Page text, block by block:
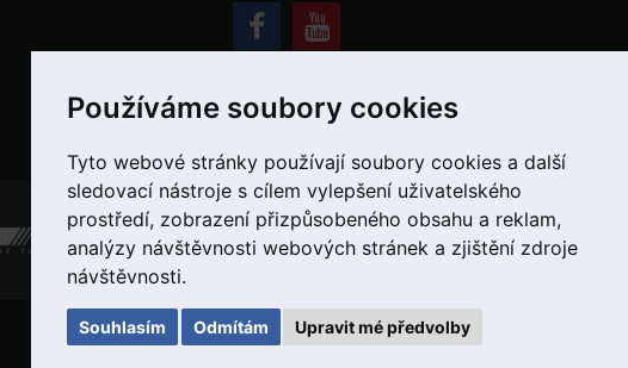
Používáme soubory cookies
Tyto webové stránky používají soubory cookies a další
sledovací nástroje s cílem vylepšení uživatelského
prostředí, zobrazení přizpůsobeného obsahu a reklam,
analýzy návštěvnosti webových stránek a zjištění zdroje
návštěvnosti.
Souhlasím Odmítám Upravit mé předvolby